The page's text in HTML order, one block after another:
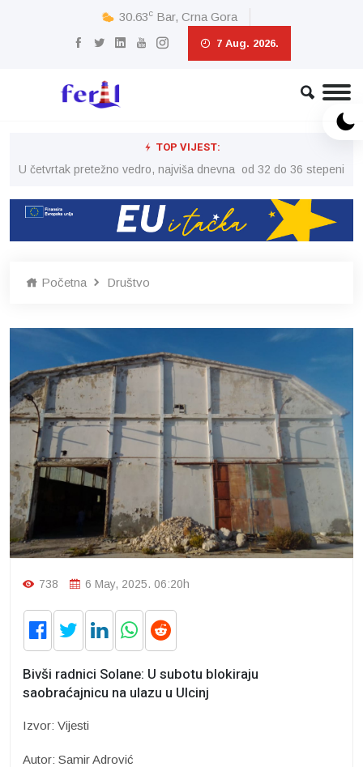
30.63c Bar, Crna Gora
7 Aug. 2026.
TOP VIJEST:
U četvrtak pretežno vedro, najviša dnevna od 32 do 36 stepeni
Početna Društvo
738 6 May, 2025. 06:20h
Bivši radnici Solane: U subotu blokiraju
saobraćajnicu na ulazu u Ulcinj
Izvor: Vijesti
Autor: Samir Adrović